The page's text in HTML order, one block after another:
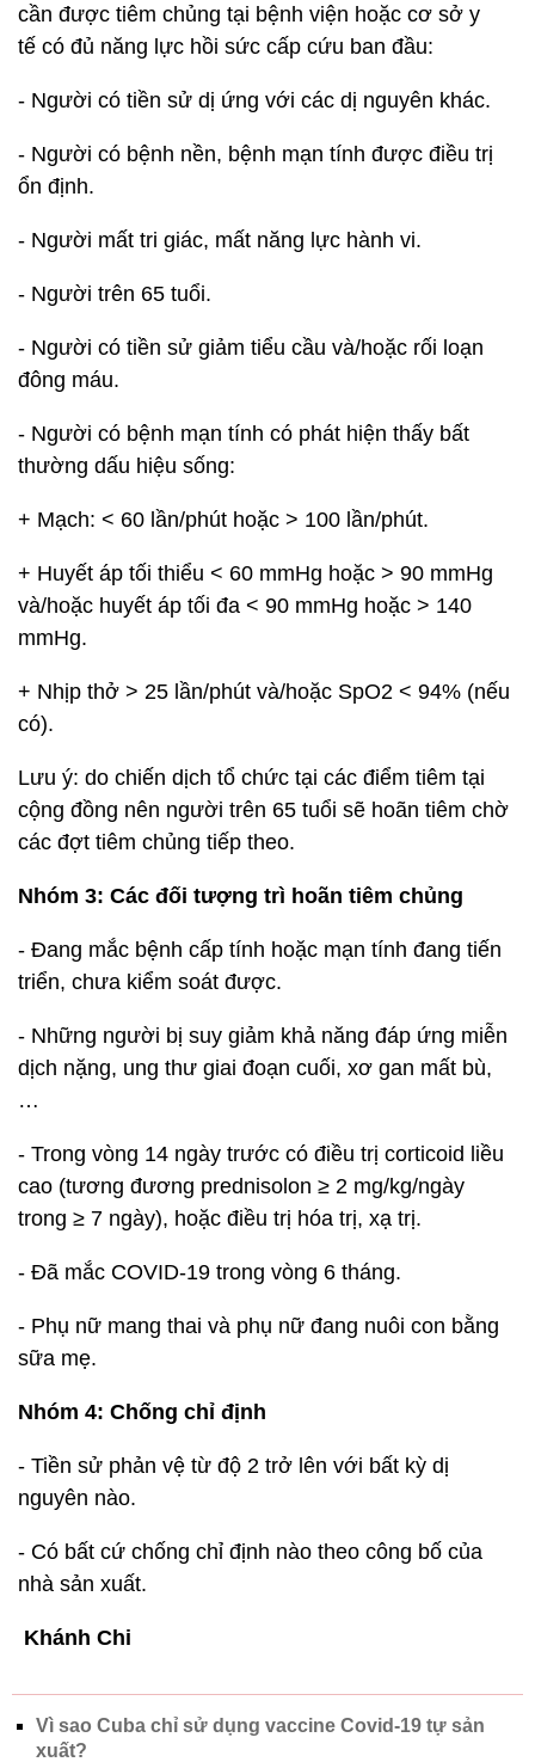
cần được tiêm chủng tại bệnh viện hoặc cơ sở y
tế có đủ năng lực hồi sức cấp cứu ban đầu:
- Người có tiền sử dị ứng với các dị nguyên khác.
- Người có bệnh nền, bệnh mạn tính được điều trị
ổn định.
- Người mất tri giác, mất năng lực hành vi.
- Người trên 65 tuổi.
- Người có tiền sử giảm tiểu cầu và/hoặc rối loạn
đông máu.
- Người có bệnh mạn tính có phát hiện thấy bất
thường dấu hiệu sống:
+ Mạch: < 60 lần/phút hoặc > 100 lần/phút.
+ Huyết áp tối thiểu < 60 mmHg hoặc > 90 mmHg
và/hoặc huyết áp tối đa < 90 mmHg hoặc > 140
mmHg.
+ Nhịp thở > 25 lần/phút và/hoặc SpO2 < 94% (nếu
có).
Lưu ý: do chiến dịch tổ chức tại các điểm tiêm tại
cộng đồng nên người trên 65 tuổi sẽ hoãn tiêm chờ
các đợt tiêm chủng tiếp theo.
Nhóm 3: Các đối tượng trì hoãn tiêm chủng
- Đang mắc bệnh cấp tính hoặc mạn tính đang tiến
triển, chưa kiểm soát được.
- Những người bị suy giảm khả năng đáp ứng miễn
dịch nặng, ung thư giai đoạn cuối, xơ gan mất bù,
…
- Trong vòng 14 ngày trước có điều trị corticoid liều
cao (tương đương prednisolon ≥ 2 mg/kg/ngày
trong ≥ 7 ngày), hoặc điều trị hóa trị, xạ trị.
- Đã mắc COVID-19 trong vòng 6 tháng.
- Phụ nữ mang thai và phụ nữ đang nuôi con bằng
sữa mẹ.
Nhóm 4: Chống chỉ định
- Tiền sử phản vệ từ độ 2 trở lên với bất kỳ dị
nguyên nào.
- Có bất cứ chống chỉ định nào theo công bố của
nhà sản xuất.
Khánh Chi
Vì sao Cuba chỉ sử dụng vaccine Covid-19 tự sản
xuất?